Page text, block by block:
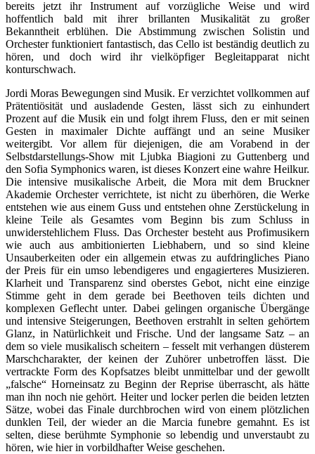
bereits jetzt ihr Instrument auf vorzügliche Weise und wird
hoffentlich bald mit ihrer brillanten Musikalität zu großer
Bekanntheit erblühen. Die Abstimmung zwischen Solistin und
Orchester funktioniert fantastisch, das Cello ist beständig deutlich zu
hören, und doch wird ihr vielköpfiger Begleitapparat nicht
konturschwach.
Jordi Moras Bewegungen sind Musik. Er verzichtet vollkommen auf
Prätentiösität und ausladende Gesten, lässt sich zu einhundert
Prozent auf die Musik ein und folgt ihrem Fluss, den er mit seinen
Gesten in maximaler Dichte auffängt und an seine Musiker
weitergibt. Vor allem für diejenigen, die am Vorabend in der
Selbstdarstellungs-Show mit Ljubka Biagioni zu Guttenberg und
den Sofia Symphonics waren, ist dieses Konzert eine wahre Heilkur.
Die intensive musikalische Arbeit, die Mora mit dem Bruckner
Akademie Orchester verrichtete, ist nicht zu überhören, die Werke
entstehen wie aus einem Guss und entstehen ohne Zerstückelung in
kleine Teile als Gesamtes vom Beginn bis zum Schluss in
unwiderstehlichem Fluss. Das Orchester besteht aus Profimusikern
wie auch aus ambitionierten Liebhabern, und so sind kleine
Unsauberkeiten oder ein allgemein etwas zu aufdringliches Piano
der Preis für ein umso lebendigeres und engagierteres Musizieren.
Klarheit und Transparenz sind oberstes Gebot, nicht eine einzige
Stimme geht in dem gerade bei Beethoven teils dichten und
komplexen Geflecht unter. Dabei gelingen organische Übergänge
und intensive Steigerungen, Beethoven erstrahlt in selten gehörtem
Glanz, in Natürlichkeit und Frische. Und der langsame Satz – an
dem so viele musikalisch scheitern – fesselt mit verhangen düsterem
Marschcharakter, der keinen der Zuhörer unbetroffen lässt. Die
vertrackte Form des Kopfsatzes bleibt unmittelbar und der gewollt
„falsche“ Horneinsatz zu Beginn der Reprise überrascht, als hätte
man ihn noch nie gehört. Heiter und locker perlen die beiden letzten
Sätze, wobei das Finale durchbrochen wird von einem plötzlichen
dunklen Teil, der wieder an die Marcia funebre gemahnt. Es ist
selten, diese berühmte Symphonie so lebendig und unverstaubt zu
hören, wie hier in vorbildhafter Weise geschehen.